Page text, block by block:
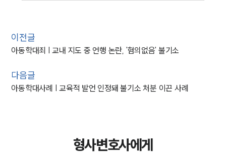
이전글
아동학대죄 | 교내 지도 중 언행 논란, '혐의없음' 불기소
다음글
아동학대사례 | 교육적 발언 인정돼 불기소 처분 이끈 사례
형사변호사에게